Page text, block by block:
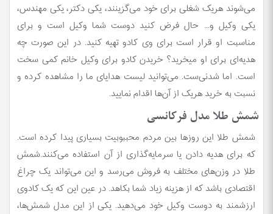
می‌شوند هریک شغلی برای خود می‌گزینند، یکی دکتر، یکی مهندس،
یکی وکیل و... حال فرض کنید دوست شما وکیل است و برای
مناسبت او قرار است برای وی کادو تهیه کنید. در این صورت چه
هدیه‌ای برای او می‎خرید؟ خریدن کادو برای وکیل خانم کمی سخت
است. اما شدنی‌ست. می‌توانید لیست هدایای ما را مشاهده کرده و
نسبت به خرید هریک از آن‌ها اقدام نمایید.
شمش طلا مدل فرکانسی
شمش طلا این روزها بین مردم محببوبیت بسیاری پیدا کرده است.
که برای هدیه دادن یا سرمایه‌گذاری از آن استفاده می‌کنند.شمش
طلا در وزن‌های مختلف به فروش می‌رسد و این می‌تواند یک چراغ
اقتصادی باشد که از هزینه زیاد شما بکاهد. در عین این که یک کادوی
ارزشمند به دوست وکیل خود می‌دهید. یکی از این مدل شمش‌ها،